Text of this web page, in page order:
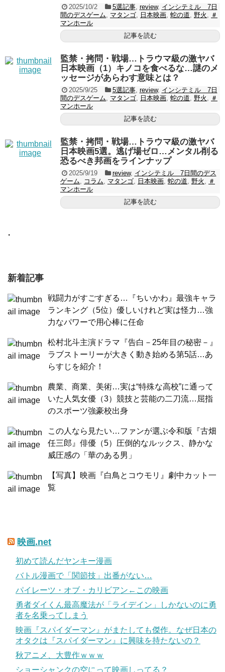
2025/10/2 5選記事, review, インシテミル 7日
間のデスゲーム, マタンゴ, 日本映画, 蛇の道, 野火 , ＃
マンホール
記事を読む
監禁・拷問・戦場…トラウマ級の激ヤバ
日本映画（1）キノコを食べるな…謎のメ
ッセージがあらわす意味とは？
2025/9/25 5選記事, review, インシテミル 7日
間のデスゲーム, マタンゴ, 日本映画, 蛇の道, 野火 , ＃
マンホール
記事を読む
監禁・拷問・戦場…トラウマ級の激ヤバ
日本映画5選。逃げ場ゼロ…メンタル削る
恐るべき邦画をラインナップ
2025/9/19 review, インシテミル 7日間のデス
ゲーム, コラム, マタンゴ, 日本映画, 蛇の道, 野火 , ＃
マンホール
記事を読む
・
新着記事
戦闘力がすごすぎる…『ちいかわ』最強キャラ
ランキング（5位）優しいけれど実は怪力…強
力なパワーで用心棒に任命
松村北斗主演ドラマ『告白－25年目の秘密－』
ラブストーリーが大きく動き始める第5話…あ
らすじを紹介！
農業、商業、美術…実は“特殊な高校”に通って
いた人気女優（3）競技と芸能の二刀流…屈指
のスポーツ強豪校出身
この人なら見たい…ファンが選ぶ令和版『古畑
任三郎』俳優（5）圧倒的なルックス、静かな
威圧感の「華のある男」
【写真】映画『白鳥とコウモリ』劇中カット一
覧
映画.net
初めて読んだヤンキー漫画
バトル漫画で「関節技」出番がない…
パイレーツ・オブ・カリビアン←この映画
勇者ダイくん最高魔法が「ライデイン」しかないのに勇
者を名乗ってしまう
映画『スパイダーマン』がまたしても傑作。なぜ日本の
オタクは『スパイダーマン』に興味を持たないの？
秋アニメ、大豊作ｗｗｗ
ショーシャンクの空にって映画しってる？